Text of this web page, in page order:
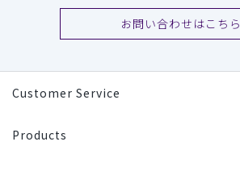
お問い合わせはこちら
Customer Service
Products